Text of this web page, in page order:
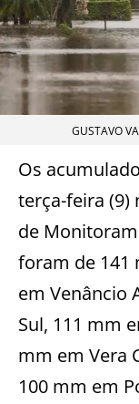
GUSTAVO
Os
terça-feira (9)
de
foram de 141
em Venâncio
Sul, 111 mm
mm em Vera
100 mm em